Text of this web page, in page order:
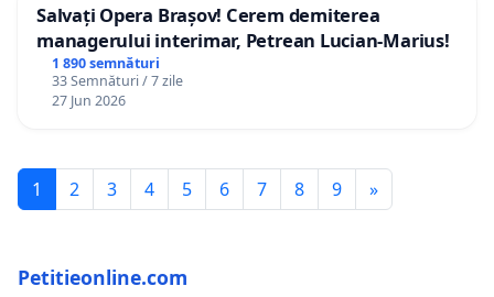
Salvați Opera Brașov! Cerem demiterea
managerului interimar, Petrean Lucian-Marius!
1 890 semnături
33 Semnături / 7 zile
27 Jun 2026
1 2 3 4 5 6 7 8 9 »
Petitieonline.com